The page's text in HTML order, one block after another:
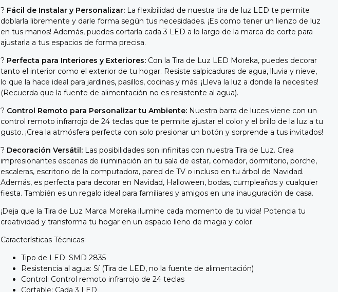
? Fácil de Instalar y Personalizar: La flexibilidad de nuestra tira de luz LED te permite
doblarla libremente y darle forma según tus necesidades. ¡Es como tener un lienzo de luz
en tus manos! Además, puedes cortarla cada 3 LED a lo largo de la marca de corte para
ajustarla a tus espacios de forma precisa.
? Perfecta para Interiores y Exteriores: Con la Tira de Luz LED Moreka, puedes decorar
tanto el interior como el exterior de tu hogar. Resiste salpicaduras de agua, lluvia y nieve,
lo que la hace ideal para jardines, pasillos, cocinas y más. ¡Lleva la luz a donde la necesites!
(Recuerda que la fuente de alimentación no es resistente al agua).
? Control Remoto para Personalizar tu Ambiente: Nuestra barra de luces viene con un
control remoto infrarrojo de 24 teclas que te permite ajustar el color y el brillo de la luz a tu
gusto. ¡Crea la atmósfera perfecta con solo presionar un botón y sorprende a tus invitados!
? Decoración Versátil: Las posibilidades son infinitas con nuestra Tira de Luz. Crea
impresionantes escenas de iluminación en tu sala de estar, comedor, dormitorio, porche,
escaleras, escritorio de la computadora, pared de TV o incluso en tu árbol de Navidad.
Además, es perfecta para decorar en Navidad, Halloween, bodas, cumpleaños y cualquier
fiesta. También es un regalo ideal para familiares y amigos en una inauguración de casa.
¡Deja que la Tira de Luz Marca Moreka ilumine cada momento de tu vida! Potencia tu
creatividad y transforma tu hogar en un espacio lleno de magia y color.
Características Técnicas:
Tipo de LED: SMD 2835
Resistencia al agua: Sí (Tira de LED, no la fuente de alimentación)
Control: Control remoto infrarrojo de 24 teclas
Cortable: Cada 3 LED